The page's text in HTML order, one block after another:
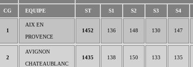
CG EQUIPE ST S1 S2 S3 S4
1
AIX EN
PROVENCE
1452 136 148 130 147
2
AVIGNON
CHATEAUBLANC
1435 138 150 133 135